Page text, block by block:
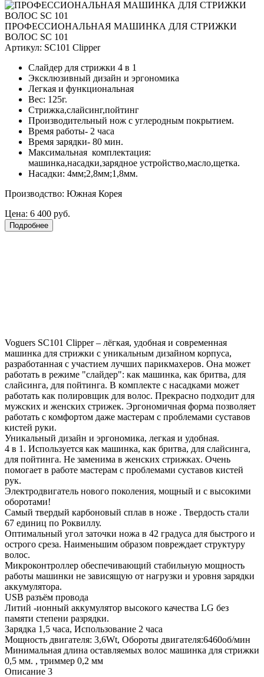
ПРОФЕССИОНАЛЬНАЯ МАШИНКА ДЛЯ СТРИЖКИ
ВОЛОС SC 101
Артикул: SC101 Clipper
Слайдер для стрижки 4 в 1
Эксклюзивный дизайн и эргономика
Легкая и функциональная
Вес: 125г.
Стрижка,слайсинг,пойтинг
Производительный нож с углеродным покрытием.
Время работы- 2 часа
Время зарядки- 80 мин.
Максимальная комплектация:
машинка,насадки,зарядное устройство,масло,щетка.
Насадки: 4мм;2,8мм;1,8мм.
Производство: Южная Корея
Цена: 6 400 руб.
Подробнее
Voguers SC101 Clipper – лёгкая, удобная и современная
машинка для стрижки с уникальным дизайном корпуса,
разработанная с участием лучших парикмахеров. Она может
работать в режиме "слайдер": как машинка, как бритва, для
слайсинга, для пойтинга. В комплекте с насадками может
работать как полировщик для волос. Прекрасно подходит для
мужских и женских стрижек. Эргономичная форма позволяет
работать с комфортом даже мастерам с проблемами суставов
кистей руки.
Уникальный дизайн и эргономика, легкая и удобная.
4 в 1. Используется как машинка, как бритва, для слайсинга,
для пойтинга. Не заменима в женских стрижках. Очень
помогает в работе мастерам с проблемами суставов кистей
рук.
Электродвигатель нового поколения, мощный и с высокими
оборотами!
Самый твердый карбоновый сплав в ноже . Твердость стали
67 единиц по Роквиллу.
Оптимальный угол заточки ножа в 42 градуса для быстрого и
острого среза. Наименьшим образом повреждает структуру
волос.
Микроконтроллер обеспечивающий стабильную мощность
работы машинки не зависящую от нагрузки и уровня зарядки
аккумулятора.
USB разъём провода
Литий -ионный аккумулятор высокого качества LG без
памяти степени разрядки.
Зарядка 1,5 часа, Использование 2 часа
Мощность двигателя: 3,6Wt, Обороты двигателя:6460об/мин
Минимальная длина оставляемых волос машинка для стрижки
0,5 мм. , триммер 0,2 мм
Описание 3